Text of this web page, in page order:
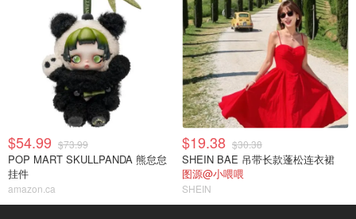
$54.99 $73.99
POP MART SKULLPANDA 熊怠怠
挂件
amazon.ca
$19.38 $30.38
SHEIN BAE 吊带长款蓬松连衣裙
图源@小喂喂
SHEIN